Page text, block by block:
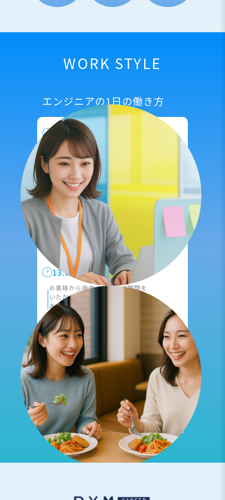
WORK STYLE
エンジニアの1日の働き方
9:00 出社
| 出社したらまずメール確認
その日のタスク確認・整理を行います。
10:00 保守・運用、事務作業
|具体的な内容はプロジェクト先に
よって異なりますが、
手順書作成、
PCや実機の検品を行います。
12:00 ランチ休憩
13:00お客様先への訪問
|お客様から操作、仕様のご質問を
いただき
実際に現場で出向くことも
あります。
17:00報告書作成、事務作業
| 1日の作業内容をまとめ、
その他依頼事項や
確認を行います。
18:00 退社
※上記は一例です。
働き方は就業先により異なります。
※AI画像を使用しております。